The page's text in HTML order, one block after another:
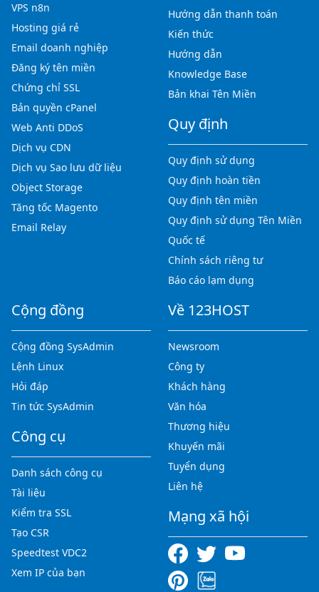
VPS n8n
Hosting giá rẻ
Email doanh nghiệp
Đăng ký tên miền
Chứng chỉ SSL
Bản quyền cPanel
Web Anti DDoS
Dịch vụ CDN
Dịch vụ Sao lưu dữ liệu
Object Storage
Tăng tốc Magento
Email Relay
Hướng dẫn thanh toán
Kiến thức
Hướng dẫn
Knowledge Base
Bản khai Tên Miền
Quy định
Quy định sử dụng
Quy định hoàn tiền
Quy định tên miền
Quy định sử dụng Tên Miền
Quốc tế
Chính sách riêng tư
Báo cáo lạm dụng
Cộng đồng
Cộng đồng SysAdmin
Lệnh Linux
Hỏi đáp
Tin tức SysAdmin
Công cụ
Danh sách công cụ
Tài liệu
Kiểm tra SSL
Tạo CSR
Speedtest VDC2
Xem IP của bạn
Về 123HOST
Newsroom
Công ty
Khách hàng
Văn hóa
Thương hiệu
Khuyến mãi
Tuyển dụng
Liên hệ
Mạng xã hội